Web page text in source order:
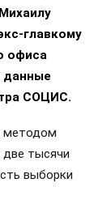
главкому
офиса
данные
СОЦИС.
методом
две тысячи
выборки